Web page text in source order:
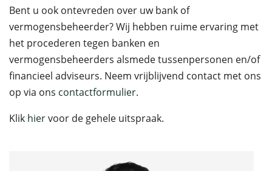
Bent u ook ontevreden over uw bank of
vermogensbeheerder? Wij hebben ruime ervaring met
het procederen tegen banken en
vermogensbeheerders alsmede tussenpersonen en/of
financieel adviseurs. Neem vrijblijvend contact met ons
op via ons contactformulier.
Klik hiervoor de gehele uitspraak.